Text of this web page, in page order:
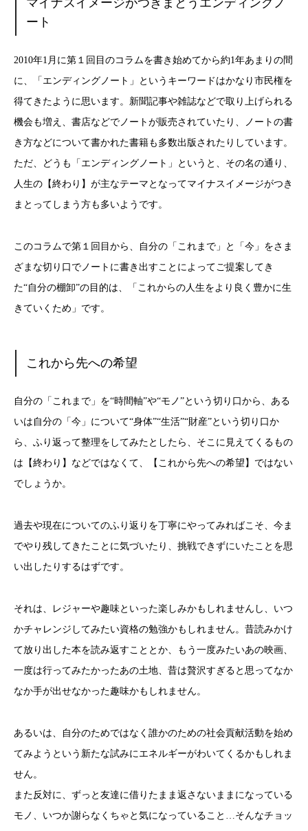
マイナスイメージがつきまとうエンディングノ
ート
2010年1月に第１回目のコラムを書き始めてから約1年あまりの間
に、「エンディングノート」というキーワードはかなり市民権を
得てきたように思います。新聞記事や雑誌などで取り上げられる
機会も増え、書店などでノートが販売されていたり、ノートの書
き方などについて書かれた書籍も多数出版されたりしています。
ただ、どうも「エンディングノート」というと、その名の通り、
人生の【終わり】が主なテーマとなってマイナスイメージがつき
まとってしまう方も多いようです。
このコラムで第１回目から、自分の「これまで」と「今」をさま
ざまな切り口でノートに書き出すことによってご提案してき
た“自分の棚卸”の目的は、「これからの人生をより良く豊かに生
きていくため」です。
これから先への希望
自分の「これまで」を“時間軸”や“モノ”という切り口から、ある
いは自分の「今」について“身体”“生活”“財産”という切り口か
ら、ふり返って整理をしてみたとしたら、そこに見えてくるもの
は【終わり】などではなくて、【これから先への希望】ではない
でしょうか。
過去や現在についてのふり返りを丁寧にやってみればこそ、今ま
でやり残してきたことに気づいたり、挑戦できずにいたことを思
い出したりするはずです。
それは、レジャーや趣味といった楽しみかもしれませんし、いつ
かチャレンジしてみたい資格の勉強かもしれません。昔読みかけ
て放り出した本を読み返すこととか、もう一度みたいあの映画、
一度は行ってみたかったあの土地、昔は贅沢すぎると思ってなか
なか手が出せなかった趣味かもしれません。
あるいは、自分のためではなく誰かのための社会貢献活動を始め
てみようという新たな試みにエネルギーがわいてくるかもしれま
せん。
また反対に、ずっと友達に借りたまま返さないままになっている
モノ、いつか謝らなくちゃと気になっていること…そんなチョッ